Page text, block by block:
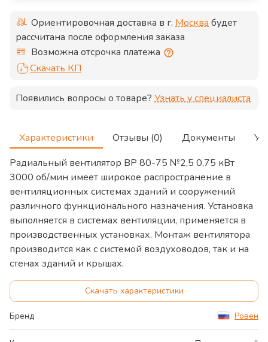
Ориентировочная доставка в г. Москвабудет
рассчитана после оформления заказа
Возможна отсрочка платежа
Скачать КП
Появились вопросы о товаре? Узнать у специалиста
Характеристики Отзывы (0) Документы
Радиальный вентилятор ВР 80-75 №2,5 0,75 кВт
3000 об/мин имеет широкое распространение в
вентиляционных системах зданий и сооружений
различного функционального назначения. Установка
выполняется в системах вентиляции, применяется в
производственных установках. Монтаж вентилятора
производится как с системой воздуховодов, так и на
стенах зданий и крышах.
Скачать характеристики
Бренд Ровен